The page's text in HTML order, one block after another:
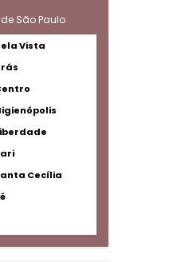
São Paulo
Vista
Cecília